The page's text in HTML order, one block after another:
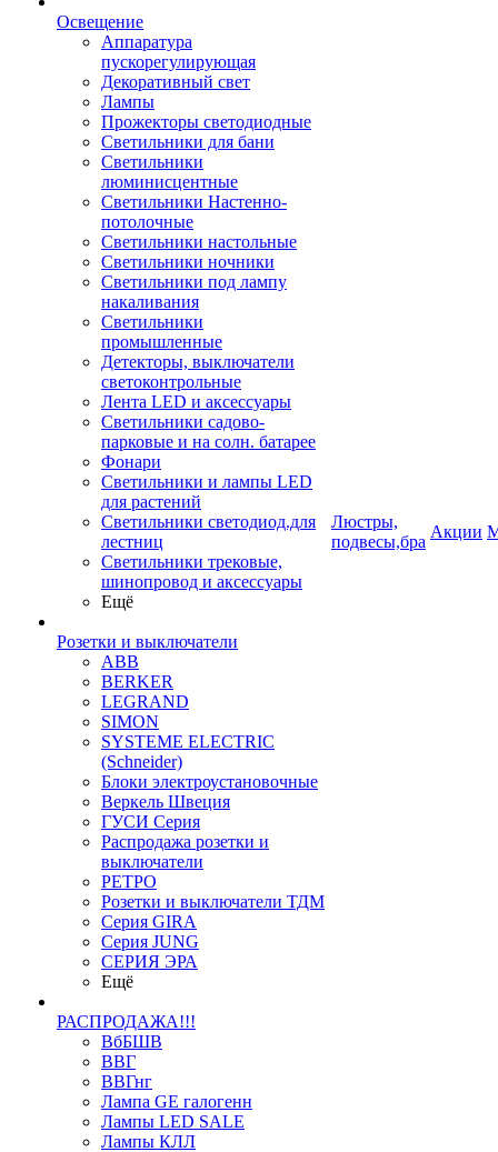
Освещение
Аппаратура
пускорегулирующая
Декоративный свет
Лампы
Прожекторы светодиодные
Светильники для бани
Светильники
люминисцентные
Светильники Настенно-
потолочные
Светильники настольные
Светильники ночники
Светильники под лампу
накаливания
Светильники
промышленные
Детекторы, выключатели
светоконтрольные
Лента LED и аксессуары
Светильники садово-
парковые и на солн. батарее
Фонари
Светильники и лампы LED
для растений
Светильники светодиод.для
лестниц
Светильники трековые,
шинопровод и аксессуары
Ещё
Розетки и выключатели
ABB
BERKER
LEGRAND
SIMON
SYSTEME ELECTRIC
(Schneider)
Блоки электроустановочные
Веркель Швеция
ГУСИ Серия
Распродажа розетки и
выключатели
РЕТРО
Розетки и выключатели ТДМ
Серия GIRA
Серия JUNG
СЕРИЯ ЭРА
Ещё
РАСПРОДАЖА!!!
ВбБШВ
ВВГ
ВВГнг
Лампа GE галогенн
Лампы LED SALE
Лампы КЛЛ
Люстры,
подвесы,бра
Акции